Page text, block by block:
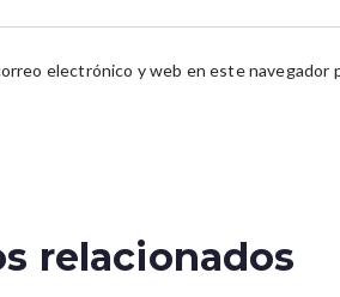
electrónico y web en este navegador
relacionados